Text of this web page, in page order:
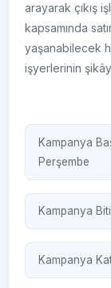
arayarak çıkış
kapsamında
yaşanabilecek
işyerlerinin
Kampanya
Perşembe
Kampanya
Kampanya